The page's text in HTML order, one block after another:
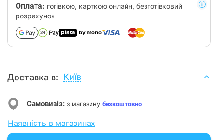
Оплата: готівкою, карткою онлайн, безготівковий
розрахунок
Доставка в: Київ
Самовивіз: з магазину безкоштовно
Наявність в магазинах